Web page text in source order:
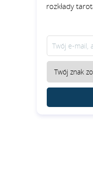
rozkłady